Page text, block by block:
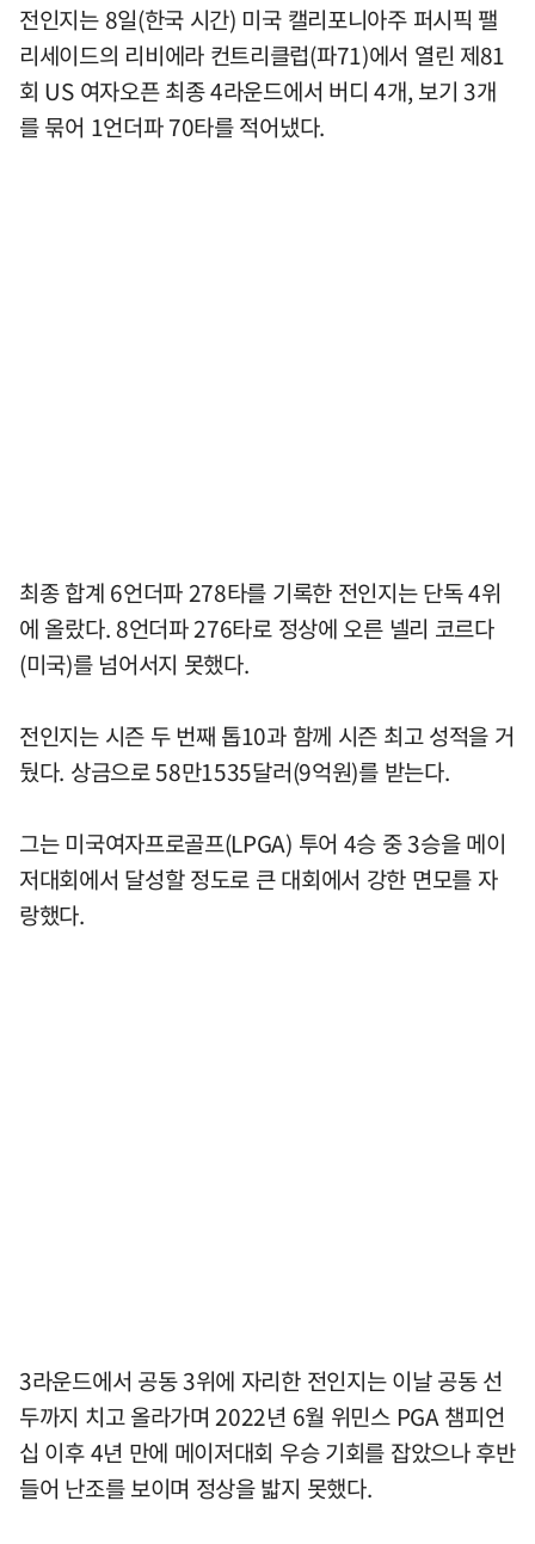
전인지는 8일(한국 시간) 미국 캘리포니아주 퍼시픽 팰
리세이드의 리비에라 컨트리클럽(파71)에서 열린 제81
회 US 여자오픈 최종 4라운드에서 버디 4개, 보기 3개
를 묶어 1언더파 70타를 적어냈다.
최종 합계 6언더파 278타를 기록한 전인지는 단독 4위
에 올랐다. 8언더파 276타로 정상에 오른 넬리 코르다
(미국)를 넘어서지 못했다.
전인지는 시즌 두 번째 톱10과 함께 시즌 최고 성적을 거
뒀다. 상금으로 58만1535달러(9억원)를 받는다.
그는 미국여자프로골프(LPGA) 투어 4승 중 3승을 메이
저대회에서 달성할 정도로 큰 대회에서 강한 면모를 자
랑했다.
3라운드에서 공동 3위에 자리한 전인지는 이날 공동 선
두까지 치고 올라가며 2022년 6월 위민스 PGA 챔피언
십 이후 4년 만에 메이저대회 우승 기회를 잡았으나 후반
들어 난조를 보이며 정상을 밟지 못했다.